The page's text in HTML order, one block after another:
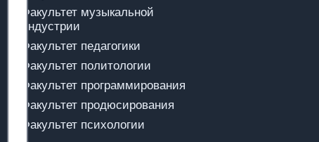
Факультет музыкальной
индустрии
Факультет педагогики
Факультет политологии
Факультет программирования
Факультет продюсирования
Факультет психологии